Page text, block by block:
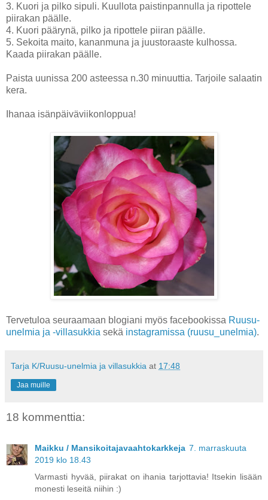
3. Kuori ja pilko sipuli. Kuullota paistinpannulla ja ripottele
piirakan päälle.
4. Kuori päärynä, pilko ja ripottele piiran päälle.
5. Sekoita maito, kananmuna ja juustoraaste kulhossa.
Kaada piirakan päälle.
Paista uunissa 200 asteessa n.30 minuuttia. Tarjoile salaatin
kera.
Ihanaa isänpäiväviikonloppua!
Tervetuloa seuraamaan blogiani myös facebookissa Ruusu-
unelmia ja -villasukkia sekä instagramissa (ruusu_unelmia).
Tarja K/Ruusu-unelmia ja villasukkia at 17:48
Jaa muille
18 kommenttia:
Maikku / Mansikoitajavaahtokarkkeja 7. marraskuuta
2019 klo 18.43
Varmasti hyvää, piirakat on ihania tarjottavia! Itsekin lisään
monesti leseitä niihin :)